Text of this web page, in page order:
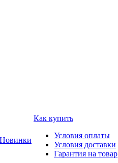
Новинки
Как купить
Условия оплаты
Условия доставки
Гарантия на товар